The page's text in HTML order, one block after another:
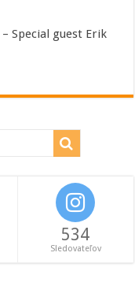
Special guest Erik
534
Sledovateľov